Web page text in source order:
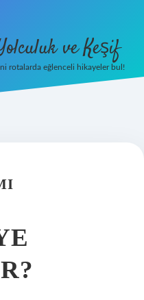
ve Keşif
rotalarda eğlenceli hikayeler bul!